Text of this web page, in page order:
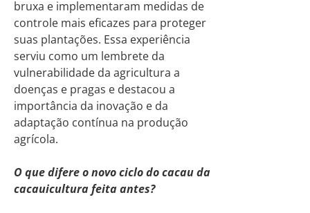
bruxa e implementaram medidas de
controle mais eficazes para proteger
suas plantações. Essa experiência
serviu como um lembrete da
vulnerabilidade da agricultura a
doenças e pragas e destacou a
importância da inovação e da
adaptação contínua na produção
agrícola.
O que difere o novo ciclo do cacau da
cacauicultura feita antes?